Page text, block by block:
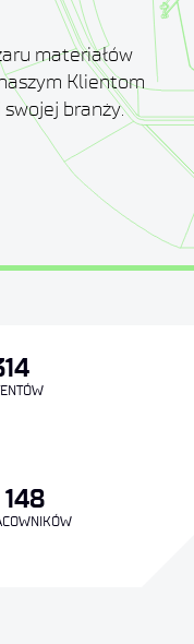
materiałów
Klientom
branży.
148